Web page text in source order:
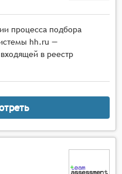
процесса подбора
hh.ru —
в реестр